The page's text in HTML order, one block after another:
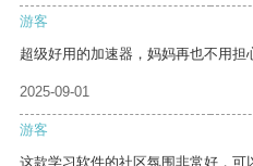
游客
超级好用的加速器，妈妈再也不用担
2025-09-01
游客
这款学习软件的社区氛围非常好，可